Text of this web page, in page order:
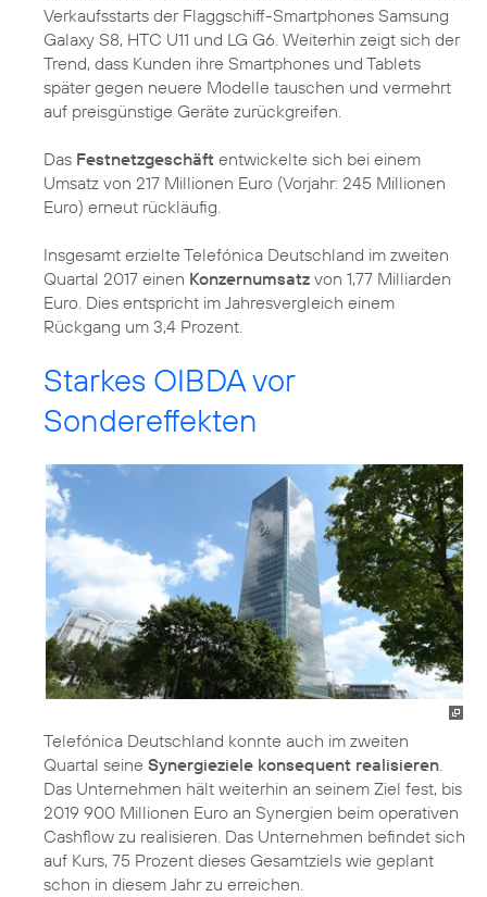
Verkaufsstarts der Flaggschiff-Smartphones Samsung
Galaxy S8, HTC U11 und LG G6. Weiterhin zeigt sich der
Trend, dass Kunden ihre Smartphones und Tablets
später gegen neuere Modelle tauschen und vermehrt
auf preisgünstige Geräte zurückgreifen.
Das Festnetzgeschäft entwickelte sich bei einem
Umsatz von 217 Millionen Euro (Vorjahr: 245 Millionen
Euro) erneut rückläufig.
Insgesamt erzielte Telefónica Deutschland im zweiten
Quartal 2017 einen Konzernumsatz von 1,77 Milliarden
Euro. Dies entspricht im Jahresvergleich einem
Rückgang um 3,4 Prozent.
Starkes OIBDA vor
Sondereffekten
Telefónica Deutschland konnte auch im zweiten
Quartal seine Synergieziele konsequent realisieren.
Das Unternehmen hält weiterhin an seinem Ziel fest, bis
2019 900 Millionen Euro an Synergien beim operativen
Cashflow zu realisieren. Das Unternehmen befindet sich
auf Kurs, 75 Prozent dieses Gesamtziels wie geplant
schon in diesem Jahr zu erreichen.